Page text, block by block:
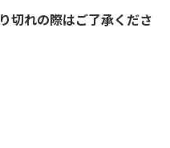
切れの際はご了承くださ